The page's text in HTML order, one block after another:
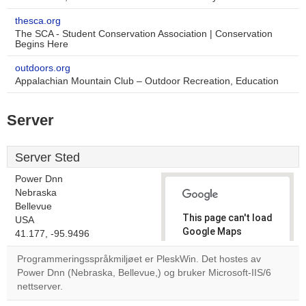
thesca.org
The SCA - Student Conservation Association | Conservation
Begins Here
outdoors.org
Appalachian Mountain Club – Outdoor Recreation, Education
Server
Server Sted
Power Dnn
Nebraska
Bellevue
USA
41.177, -95.9496
This page can't load
Google Maps
correctly.
Do you
Programmeringsspråkmiljøet er PleskWin. Det hostes av
Power Dnn (Nebraska, Bellevue,) og bruker Microsoft-IIS/6
nettserver.